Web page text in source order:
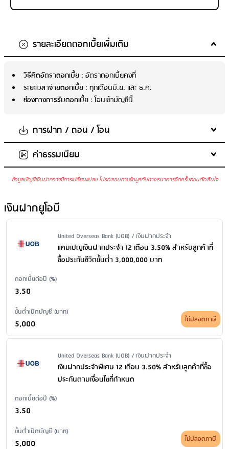
รายละเอียดดอกเบี้ยเพิ่มเติม
วิธีคิดอัตราดอกเบี้ย : อัตราดอกเบี้ยคงที่
ระยะเวลาจ่ายดอกเบี้ย : ทุกเดือนมิ.ย. และ ธ.ค.
ช่องทางการรับดอกเบี้ย : โอนเข้าบัญชีนี้
การฝาก / ถอน / โอน
จำนวนเงินในการฝากขั้นต่ำต่อครั้ง
จำนวนเงินในการฝากสูงสุด: ไม่กำหนด
ค่าธรรมเนียม
ค่ารักษาบัญชี
: 300 บาท/เดือน เมื่อมียอดคงเหลือในบัญชีต่ำกว่า
200,000 บาท
ค่าบริการแจ้งยอดเงินและความเคลื่อนไหวของบัญชีผ่าน SMS
ค่าธรรมเนียม
ค่าธรรมเนียมออกสมุดคู่ฝากใหม่: ไม่มีบริการ
ค่าธรรมเนียมขอใบแสดงรายการเคลื่อนไหวทางบัญชีเงินฝาก ผ่าน
: ขอใบแสดงรายการย้อนหลังน้อยกว่า 6 เดือน: ตามอัตราที่กำหนด
ขอใบแสดงรายการย้อนหลังตั้งแต่ 6 เดือน - 2 ปี: ไม่มีบริการ ขอใบแสดง
รายการย้อนหลังมากว่า 2 ปี: ไม่มีบริการ เงื่อนไข: 100 บาท/เดือน/ลูกค้า
สำหรับลูกค้าซิตี้แบงก์กิ้ง โดยสามารถขอย้อนหลังได้ไม่เกิน 6 เดือนกรณีขอ
ใบแจ้งสรุปยอดบัญชีน้อยกว่า 1 เดือน คิดค่าธรรมเนียมเท่ากับ 1 เดือน
ค่าธรรมเนียมปิดบัญชี
ข้อมูลบัญชีเงินฝากอาจมีการเปลี่ยนแปลง โปรดสอบถามข้อมูลกับทางธนาคารอีกครั้งก่อนตัดสินใจ
เงินฝากยูโอบี
Issuer Name / Financial Product Type
United Overseas Bank (UOB) / เงินฝากประจำ
แคมเปญเงินฝากประจำ 12 เดือน 3.50% สำหรับลูกค้าที่
ซื้อประกันชีวิตขั้นต่ำ 3,000,000 บาท
ดอกเบี้ยต่อปี (%)
3.50
ขั้นต่ำเปิดบัญชี (บาท)
5,000 ไม่ปลอดภาษี
Issuer Name / Financial Product Type
United Overseas Bank (UOB) / เงินฝากประจำ
เงินฝากประจำพิเศษ 12 เดือน 3.50% สำหรับลูกค้าที่ซื้อ
ประกันตามเงื่อนไขที่กำหนด
ดอกเบี้ยต่อปี (%)
3.50
ขั้นต่ำเปิดบัญชี (บาท)
5,000 ไม่ปลอดภาษี